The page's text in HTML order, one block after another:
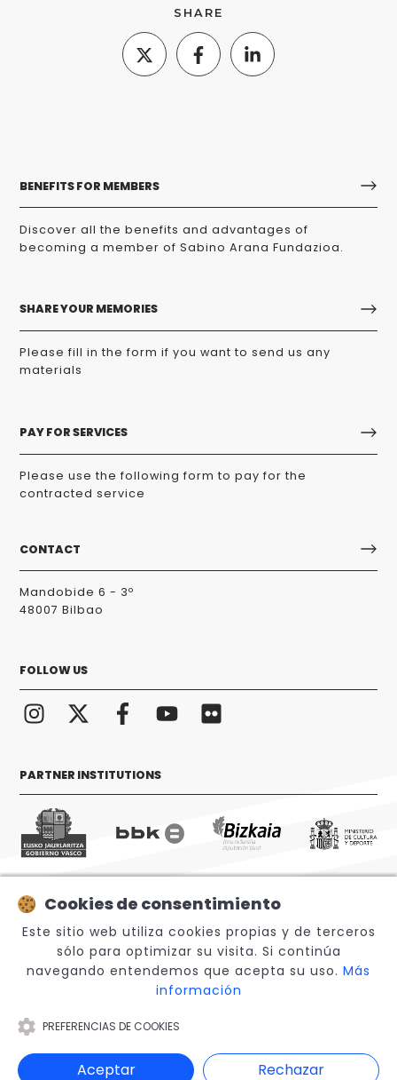
SHARE
BENEFITS FOR MEMBERS
Discover all the benefits and advantages of
becoming a member of Sabino Arana Fundazioa.
SHARE YOUR MEMORIES
Please fill in the form if you want to send us any
materials
PAY FOR SERVICES
Please use the following form to pay for the
contracted service
CONTACT
Mandobide 6 - 3º
48007 Bilbao
FOLLOW US
PARTNER INSTITUTIONS
© 2026 Sabino Arana Fundazioa
Legal Notice
Canal Interno de Información
Cookies de consentimiento
Este sitio web utiliza cookies propias y de terceros
sólo para optimizar su visita. Si continúa
navegando entendemos que acepta su uso. Más
información
PREFERENCIAS DE COOKIES
Aceptar Rechazar